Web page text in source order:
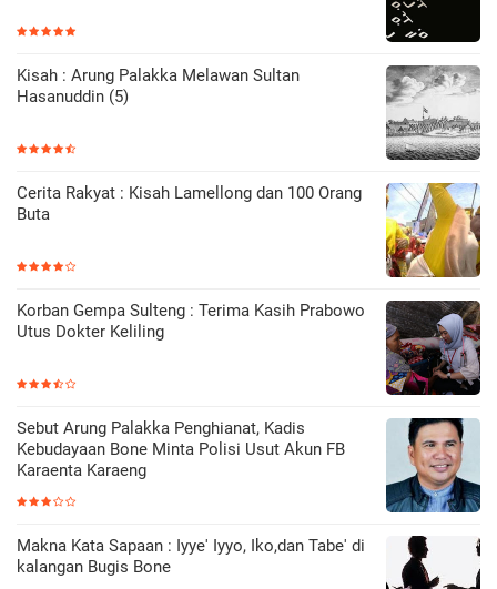
Kisah : Arung Palakka Melawan Sultan
Hasanuddin (5)
Cerita Rakyat : Kisah Lamellong dan 100 Orang
Buta
Korban Gempa Sulteng : Terima Kasih Prabowo
Utus Dokter Keliling
Sebut Arung Palakka Penghianat, Kadis
Kebudayaan Bone Minta Polisi Usut Akun FB
Karaenta Karaeng
Makna Kata Sapaan : Iyye' Iyyo, Iko,dan Tabe' di
kalangan Bugis Bone